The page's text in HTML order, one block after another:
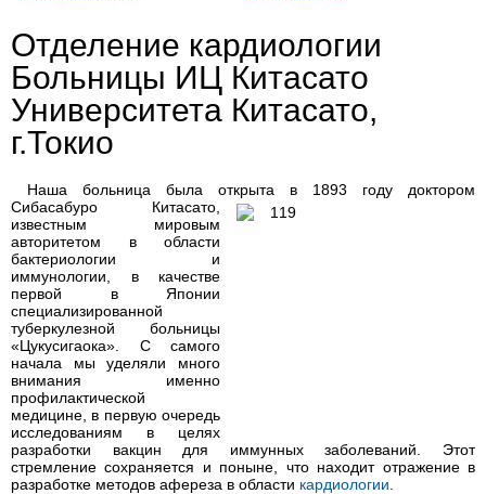
Отделение кардиологии
Больницы ИЦ Китасато
Университета Китасато,
г.Токио
Наша больница была открыта в 1893 году доктором
Сибасабуро Китасато,
известным мировым
авторитетом в области
бактериологии и
иммунологии, в качестве
первой в Японии
специализированной
туберкулезной больницы
«Цукусигаока». С самого
начала мы уделяли много
внимания именно
профилактической
медицине, в первую очередь
исследованиям в целях
разработки вакцин для иммунных заболеваний. Этот
стремление сохраняется и поныне, что находит отражение в
разработке методов афереза в области кардиологии